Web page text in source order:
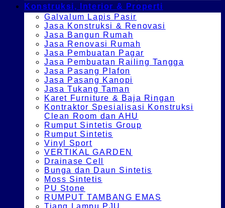
Konstruksi, Interior & Properti
Galvalum Lapis Pasir
Jasa Konstruksi & Renovasi
Jasa Bangun Rumah
Jasa Renovasi Rumah
Jasa Pembuatan Pagar
Jasa Pembuatan Railing Tangga
Jasa Pasang Plafon
Jasa Pasang Kanopi
Jasa Tukang Taman
Karet Furniture & Baja Ringan
Kontraktor Spesialisasi Konstruksi
Clean Room dan AHU
Rumput Sintetis Group
Rumput Sintetis
Vinyl Sport
VERTIKAL GARDEN
Drainase Cell
Bunga dan Daun Sintetis
Moss Sintetis
PU Stone
RUMPUT TAMBANG EMAS
Tiang Lampu PJU